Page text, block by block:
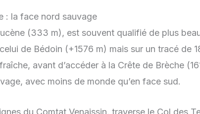
: la face nord sauvage
(333 m), est souvent qualifié de plus
de Bédoin (+1576 m) mais sur un tracé de
avant d’accéder à la Crête de Brèche
avec moins de monde qu’en face sud.
du Comtat Venaissin, traverse le Col des